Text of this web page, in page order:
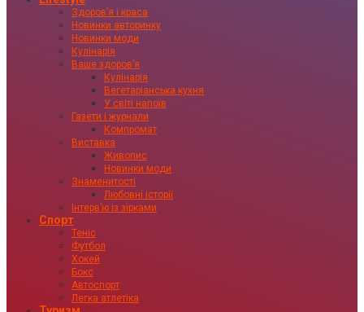
Здоровʼя і краса
Новинки авторинку
Новинки моди
Кулінарія
Ваше здоровʼя
Кулінарія
Вегетаріанська кухня
У світі напоїв
Газети і журнали
Компромат
Виставка
Живопис
Новинки моди
Знаменитості
Любовні історії
Інтервʼю із зірками
Спорт
Теніс
Футбол
Хокей
Бокс
Автоспорт
Легка атлетіка